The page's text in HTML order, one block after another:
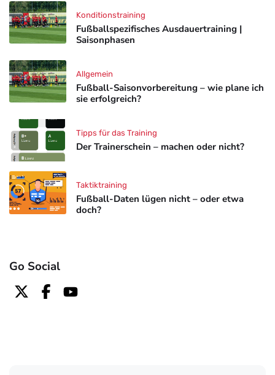
Fußballspezifisches Ausdauertraining |
Saisonphasen
Konditionstraining
Fußball-Saisonvorbereitung – wie plane ich
sie erfolgreich?
Allgemein
Der Trainerschein – machen oder nicht?
Tipps für das Training
Fußball-Daten lügen nicht – oder etwa
doch?
Taktiktraining
Go Social